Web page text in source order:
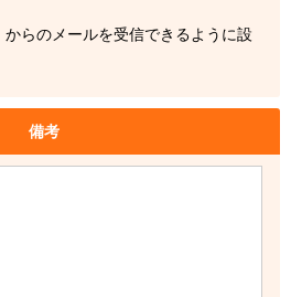
からのメールを受信できるように設
備考